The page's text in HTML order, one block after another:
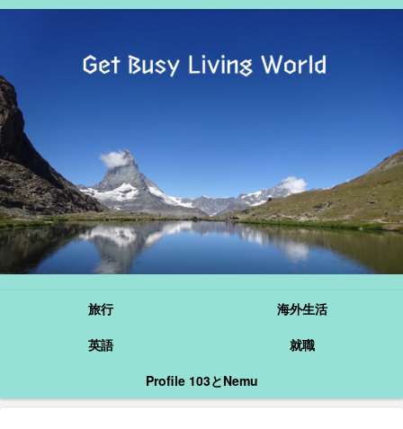
旅行
海外生活
英語
就職
Profile 103とNemu